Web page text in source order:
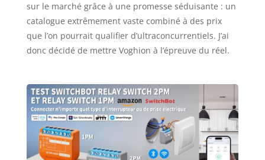
sur le marché grâce à une promesse séduisante : un
catalogue extrêmement vaste combiné à des prix
que l’on pourrait qualifier d’ultraconcurrentiels. J’ai
donc décidé de mettre Voghion à l’épreuve du réel.